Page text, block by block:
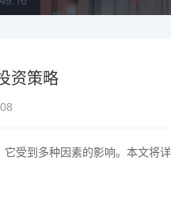
资策略
受到多种因素的影响。本文将